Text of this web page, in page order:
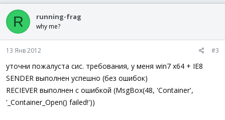
R running-frag
why me?
13 Янв 2012 #3
уточни пожалуста сис. требования, у меня win7 x64 + IE8
SENDER выполнен успешно (без ошибок)
RECIEVER выполнен с ошибкой (MsgBox(48, 'Container',
'_Container_Open() failed!'))